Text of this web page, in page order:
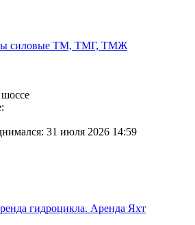
силовые ТМ, ТМГ, ТМЖ
31 июля 2026 14:59
гидроцикла. Аренда Яхт